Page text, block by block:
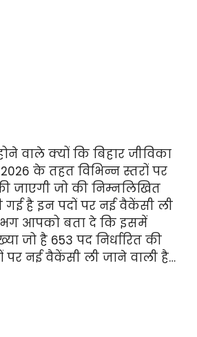
वाले क्यों कि बिहार जीविका
के तहत विभिन्न स्तरों पर
जाएगी जो की निम्नलिखित
गई है इन पदों पर नई वैकेंसी ली
आपको बता दे कि इसमें
जो है 653 पद निर्धारित की
पर नई वैकेंसी ली जाने वाली है…